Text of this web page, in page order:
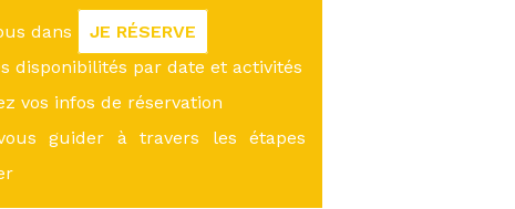
dans
JE RÉSERVE
disponibilités par date et activités
vos infos de réservation
guider à travers les étapes